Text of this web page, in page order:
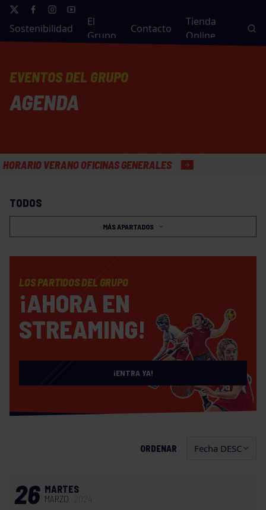
Sostenibilidad
El
Grupo
Contacto
Tienda
Online
EVENTOS DEL GRUPO
AGENDA
VERANO OFICINAS GENERALES
TODOS
MÁS APARTADOS
LOS PARTIDOS DEL GRUPO
¡AHORA EN
STREAMING!
¡ENTRA YA!
ORDENAR
26 MARTES
MARZO